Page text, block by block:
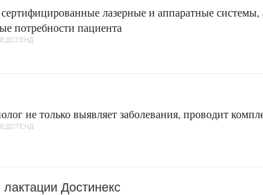
лазерные и аппаратные
потребности пациента
не только выявляет заболевания, проводит
Достинекс